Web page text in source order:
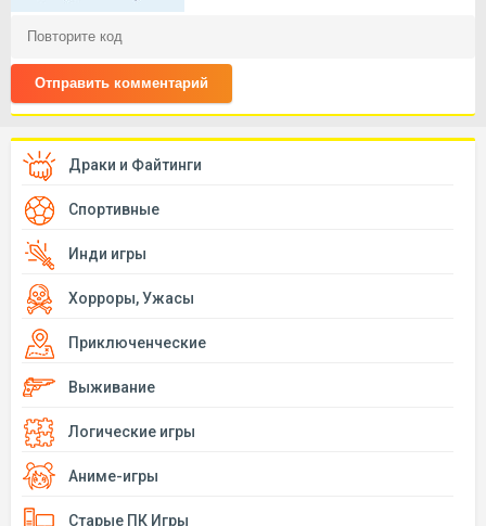
Отправить комментарий
Драки и Файтинги
Спортивные
Инди игры
Хорроры, Ужасы
Приключенческие
Выживание
Логические игры
Аниме-игры
Старые ПК Игры